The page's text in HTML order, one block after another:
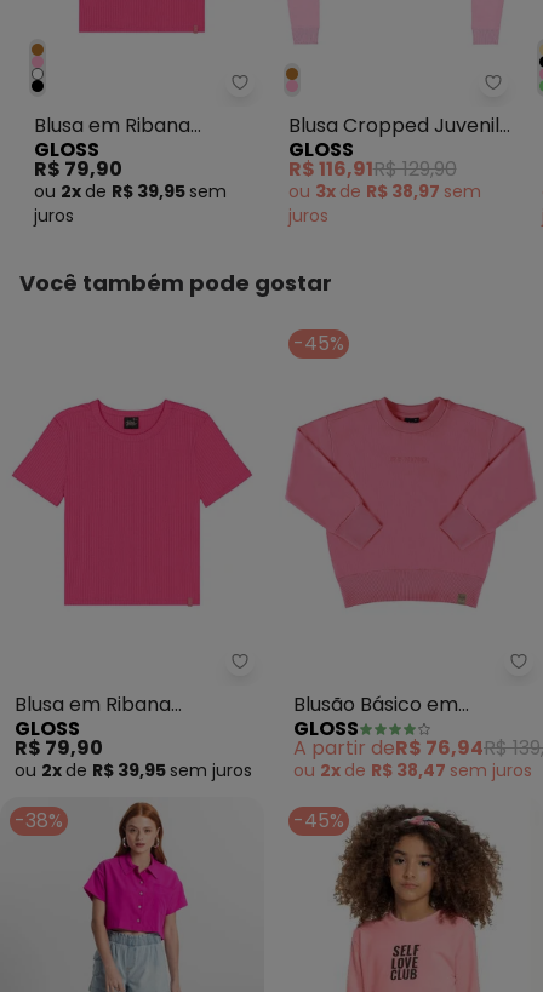
Gloss - Blusa em Ribana
Blusa em Ribana
Canelada Juvenil Rosa
GLOSS
R$ 79,90
ou 2x de R$ 39,95 sem
juros
Blusa Cropped Juvenil
em Molecotton Rosa
GLOSS
R$ 116,91R$ 129,90
ou 3x de R$ 38,97 sem
juros
Você também pode gostar
Gloss - Blusa em Ribana
Blusa em Ribana
Canelada Juvenil Rosa
GLOSS
R$ 79,90
ou 2x de R$ 39,95 sem juros
-45%
Blusão Básico em
Moletom Juvenil (Rosa)
GLOSS
A partir deR$ 76,94R$
ou 2x de R$ 38,47 sem juros
-38% -45%